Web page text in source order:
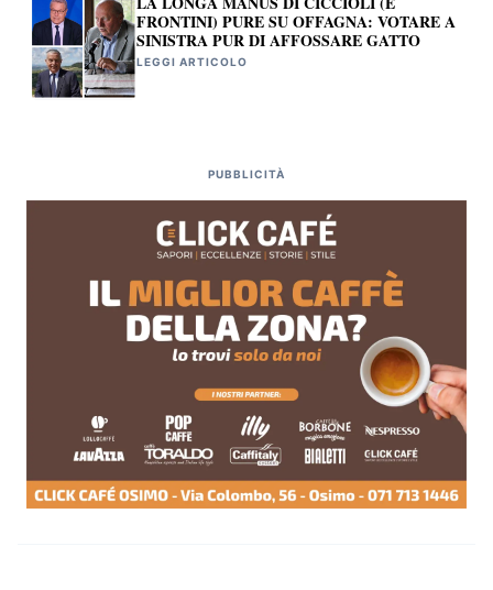
FRONTINI) PURE SU OFFAGNA: VOTARE A
SINISTRA PUR DI AFFOSSARE GATTO
LEGGI ARTICOLO
PUBBLICITÀ